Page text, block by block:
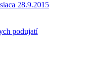
28.9.2015
podujatí